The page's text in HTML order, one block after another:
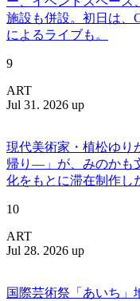
施設も併設。初日は、
によるライブも。
9
ART
Jul 31. 2026 up
現代美術家・植松ゆ
帰り―」が、みのかも
化をもとに滞在制作し
10
ART
Jul 28. 2026 up
国際芸術祭「あいち」